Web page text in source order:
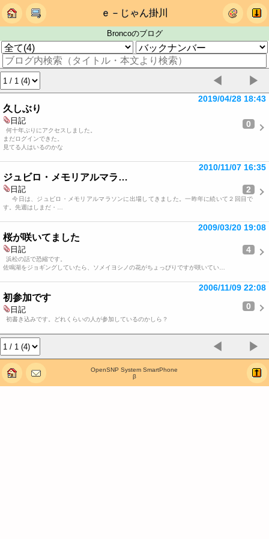
ｅ－じゃん掛川
Broncoのブログ
◀ ▶
久しぶり
2019/04/28 18:43
日記 0
何十年ぶりにアクセスしました。
まだログインできた。
見てる人はいるのかな
ジュビロ・メモリアルマラ…
2010/11/07 16:35
日記 2
今日は、ジュビロ・メモリアルマラソンに出場してきました。一昨年に続いて２回目で
す。先週はしまだ・…
桜が咲いてました
2009/03/20 19:08
日記 4
浜松の話で恐縮です。
佐鳴湖をジョギングしていたら、ソメイヨシノの花がちょっぴりですが咲いてい…
初参加です
2006/11/09 22:08
日記 0
初書き込みです。どれくらいの人が参加しているのかしら？
◀ ▶
OpenSNP System SmartPhone
β